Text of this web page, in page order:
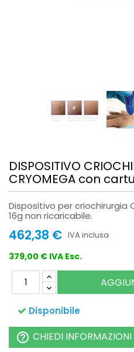
DISPOSITIVO
CRYOMEGA con
Dispositivo per criochirurgia
16g non ricaricabile.
462,38 € IVA inclusa
379,00 € IVA Esc.
Disponibile
help_outline CHIEDI